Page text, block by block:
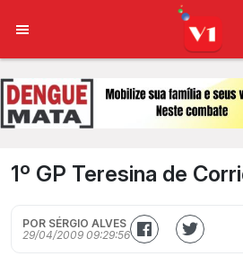
1º GP Teresina de
POR SÉRGIO ALVES
29/04/2009 09:29:56